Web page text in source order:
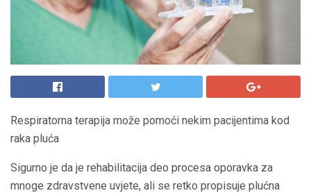
Respiratorna terapija može pomoći nekim pacijentima kod
raka pluća
Sigurno je da je rehabilitacija deo procesa oporavka za
mnoge zdravstvene uvjete, ali se retko propisuje plućna